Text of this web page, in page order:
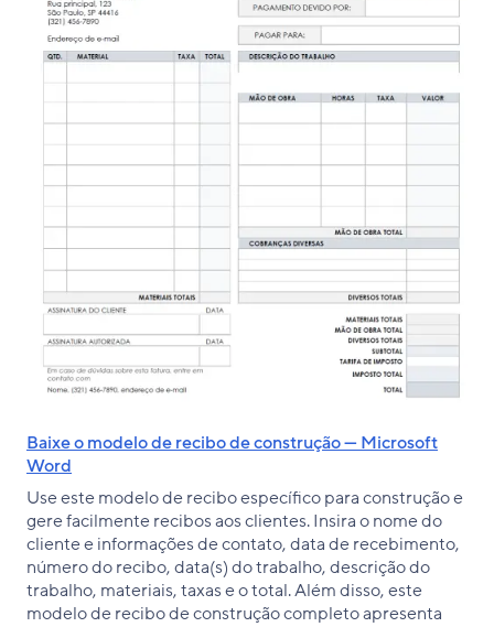
Baixe o modelo de recibo de construção — Microsoft
Word
Use este modelo de recibo específico para construção e
gere facilmente recibos aos clientes. Insira o nome do
cliente e informações de contato, data de recebimento,
número do recibo, data(s) do trabalho, descrição do
trabalho, materiais, taxas e o total. Além disso, este
modelo de recibo de construção completo apresenta